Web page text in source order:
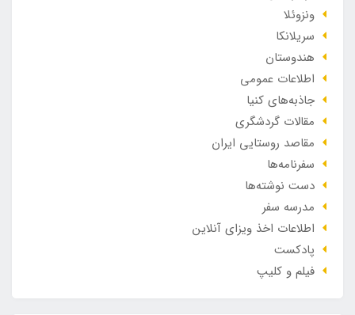
ونزوئلا
سریلانکا
هندوستان
اطلاعات عمومی
جاذبه‌های کنیا
مقالات گردشگری
مقاصد روستایی ایران
سفرنامه‌ها
دست نوشته‌ها
مدرسه سفر
اطلاعات اخذ ویزای آنلاین
پادکست
فیلم و کلیپ